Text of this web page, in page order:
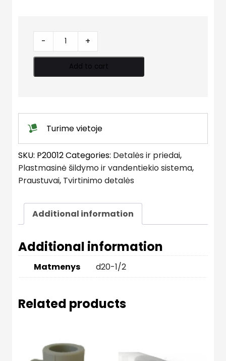
Maišytuvo
prijungimo
komplektas
vid
- +
Add to cart
Turime vietoje
SKU: P20012Categories: Detalės ir priedai,
Plastmasinė šildymo ir vandentiekio sistema,
Praustuvai, Tvirtinimo detalės
Additional information
Additional information
Matmenys d20-1/2
Related products